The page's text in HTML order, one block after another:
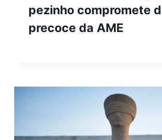
pezinho compromete
precoce da AME